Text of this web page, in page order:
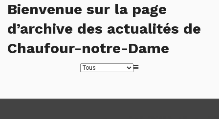
Bienvenue sur la page
d’archive des actualités de
Chaufour-notre-Dame